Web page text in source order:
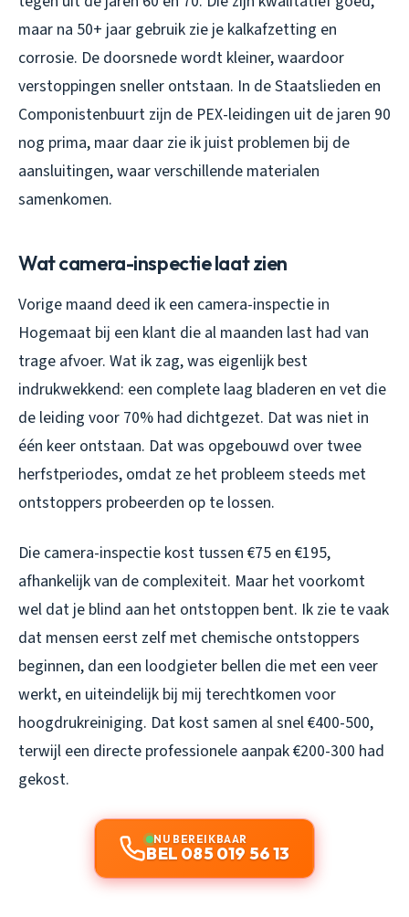
maar na 50+ jaar gebruik zie je kalkafzetting en
corrosie. De doorsnede wordt kleiner, waardoor
verstoppingen sneller ontstaan. In de Staatslieden en
Componistenbuurt zijn de PEX-leidingen uit de jaren 90
nog prima, maar daar zie ik juist problemen bij de
aansluitingen, waar verschillende materialen
samenkomen.
Wat camera-inspectie laat zien
Vorige maand deed ik een camera-inspectie in
Hogemaat bij een klant die al maanden last had van
trage afvoer. Wat ik zag, was eigenlijk best
indrukwekkend: een complete laag bladeren en vet die
de leiding voor 70% had dichtgezet. Dat was niet in
één keer ontstaan. Dat was opgebouwd over twee
herfstperiodes, omdat ze het probleem steeds met
ontstoppers probeerden op te lossen.
Die camera-inspectie kost tussen €75 en €195,
afhankelijk van de complexiteit. Maar het voorkomt
wel dat je blind aan het ontstoppen bent. Ik zie te vaak
dat mensen eerst zelf met chemische ontstoppers
beginnen, dan een loodgieter bellen die met een veer
werkt, en uiteindelijk bij mij terechtkomen voor
hoogdrukreiniging. Dat kost samen al snel €400-500,
terwijl een directe professionele aanpak €200-300 had
gekost.
NU BEREIKBAAR
BEL 085 019 56 13